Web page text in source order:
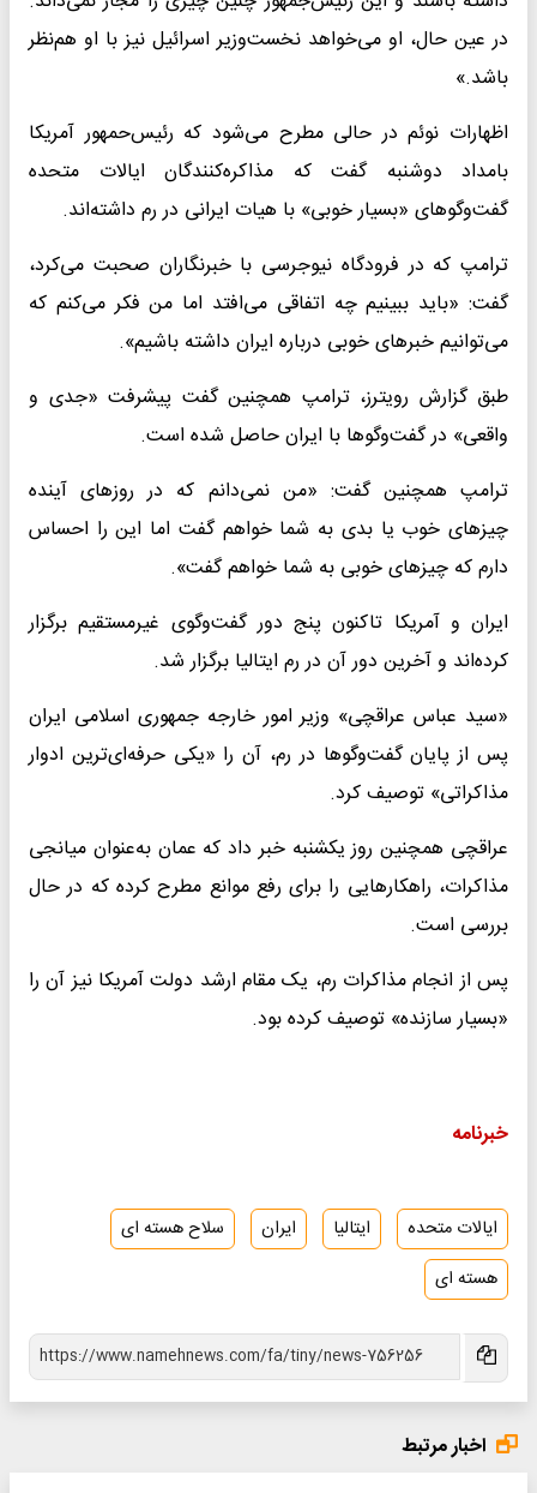
در عین حال، او می‌خواهد نخست‌وزیر اسرائیل نیز با او هم‌نظر
باشد.»
اظهارات نوئم در حالی مطرح می‌شود که رئیس‌حمهور آمریکا
بامداد دوشنبه گفت که مذاکره‌کنندگان ایالات متحده
گفت‌وگوهای «بسیار خوبی» با هیات ایرانی در رم داشته‌اند.
ترامپ که در فرودگاه نیوجرسی با خبرنگاران صحبت می‌کرد،
گفت: «باید ببینیم چه اتفاقی می‌افتد اما من فکر می‌کنم که
می‌توانیم خبرهای خوبی درباره ایران داشته باشیم».
طبق گزارش رویترز، ترامپ همچنین گفت پیشرفت «جدی و
واقعی» در گفت‌وگوها با ایران حاصل شده است.
ترامپ همچنین گفت: «من نمی‌دانم که در روزهای آینده
چیزهای خوب یا بدی به شما خواهم گفت اما این را احساس
دارم که چیزهای خوبی به شما خواهم گفت».
ایران و آمریکا تاکنون پنج دور گفت‌وگوی غیرمستقیم برگزار
کرده‌اند و آخرین دور آن در رم ایتالیا برگزار شد.
«سید عباس عراقچی» وزیر امور خارجه جمهوری اسلامی ایران
پس از پایان گفت‌وگوها در رم، آن را «یکی حرفه‌ای‌ترین ادوار
مذاکراتی» توصیف کرد.
عراقچی همچنین روز یکشنبه خبر داد که عمان به‌عنوان میانجی
مذاکرات، راهکارهایی را برای رفع موانع مطرح کرده که در حال
بررسی است.
پس از انجام مذاکرات رم، یک مقام ارشد دولت آمریکا نیز آن را
«بسیار سازنده» توصیف کرده بود.
خبرنامه
ایالات متحده ایتالیا ایران
سلاح هسته ای
هسته ای
اخبار مرتبط